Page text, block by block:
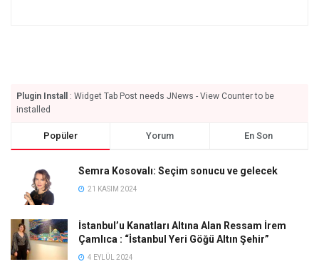
Plugin Install
: Widget Tab Post needs JNews - View Counter to be
installed
Popüler Yorum En Son
Semra Kosovalı: Seçim sonucu ve gelecek
21 KASIM 2024
İstanbul’u Kanatları Altına Alan Ressam İrem
Çamlıca : “İstanbul Yeri Göğü Altın Şehir”
4 EYLÜL 2024